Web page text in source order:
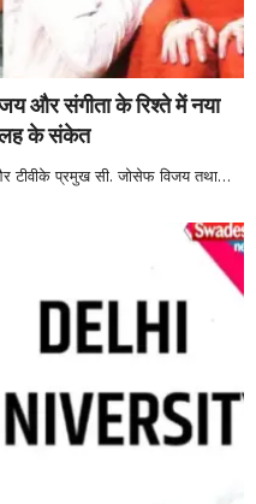
और संगीता के रिश्ते में नया
के संकेत
प्रमुख सी. जोसेफ विजय तथा…